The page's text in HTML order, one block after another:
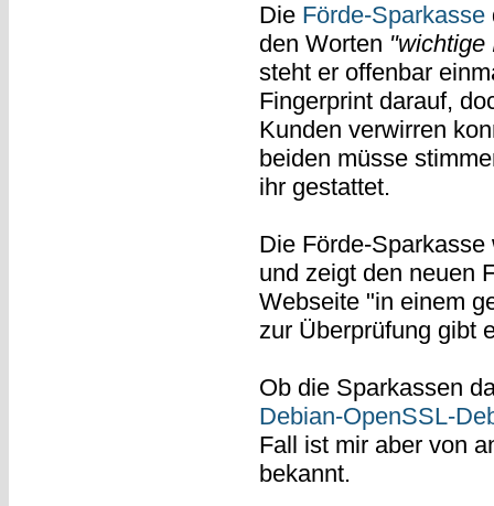
Die Förde-Sparkasse
den Worten "wichtige
steht er offenbar
Fingerprint darauf,
Kunden verwirren
beiden müsse
ihr gestattet.
Die Förde-
und zeigt den neuen
Webseite "in einem
zur Überprüfung gibt
Ob die Sparkassen
Debian-OpenSSL-
Fall ist mir aber von
bekannt.